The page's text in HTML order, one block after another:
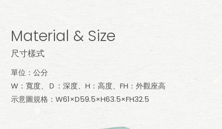
Material & Size
尺寸樣式
單位：公分
W：寬度、Ｄ：深度、H：高度、FH：外觀座高
示意圖規格：W61×D59.5×H63.5×FH32.5